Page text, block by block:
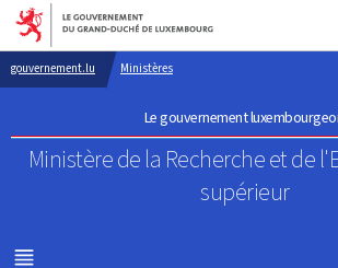
Aller au menu principal
Aller au contenu
gouvernement.lu Ministères
Le gouvernement
Ministère de la Rechercheet de
supérieur